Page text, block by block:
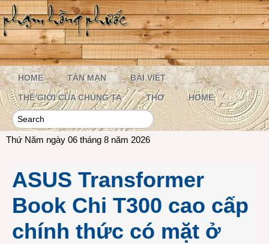
HOME TẢN MẠN BÀI VIẾT
THẾ GIỚI CỦA CHÚNG TA THƠ HOME
Thứ Năm ngày 06 tháng 8 năm 2026
ASUS Transformer
Book Chi T300 cao cấp
chính thức có mặt ở